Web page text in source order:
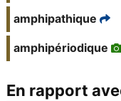
amphipathique
amphipériodique
En rapport